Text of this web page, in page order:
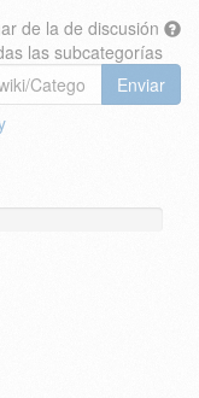
de la de discusión
las subcategorías
Enviar